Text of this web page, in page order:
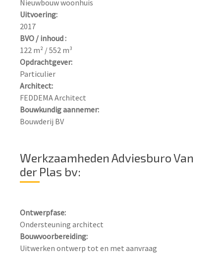
Uitvoering:
BVO / inhoud :
Opdrachtgever:
Architect:
Bouwkundig aannemer:
Bouwderij BV
Werkzaamheden Adviesburo Van
der Plas bv:
Ontwerpfase:
Bouwvoorbereiding:
Uitwerken ontwerp tot en met aanvraag